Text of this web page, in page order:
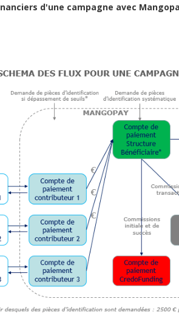
d'une campagne avec